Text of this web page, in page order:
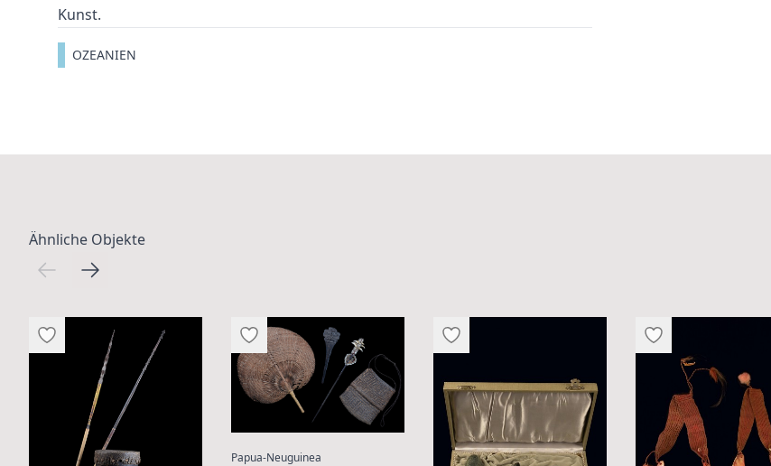
Kunst.
OZEANIEN
Ähnliche Objekte
Papua-Neuguinea